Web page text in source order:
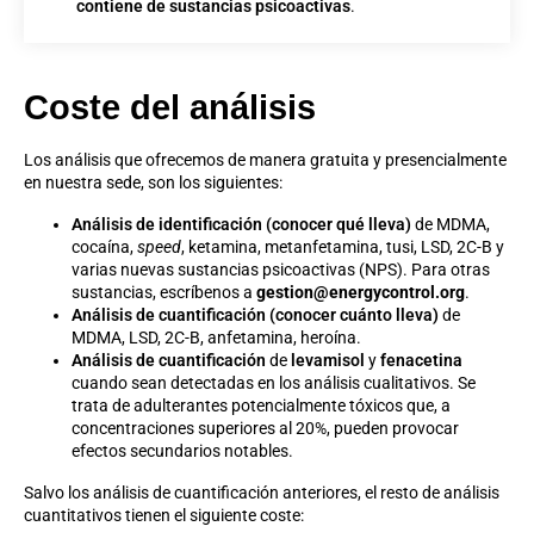
contiene de sustancias psicoactivas.
Coste del análisis
Los análisis que ofrecemos de manera gratuita y presencialmente
en nuestra sede, son los siguientes:
Análisis de identificación (conocer qué lleva) de MDMA,
cocaína,speed, ketamina, metanfetamina, tusi, LSD, 2C-B y
varias nuevas sustancias psicoactivas (NPS). Para otras
sustancias, escríbenos a gestion@energycontrol.org.
Análisis de cuantificación (conocer cuánto lleva) de
MDMA, LSD, 2C-B, anfetamina, heroína.
Análisis de cuantificación de levamisol yfenacetina
cuando sean detectadas en los análisis cualitativos. Se
trata de adulterantes potencialmente tóxicos que, a
concentraciones superiores al 20%, pueden provocar
efectos secundarios notables.
Salvo los análisis de cuantificación anteriores, el resto de análisis
cuantitativos tienen el siguiente coste: